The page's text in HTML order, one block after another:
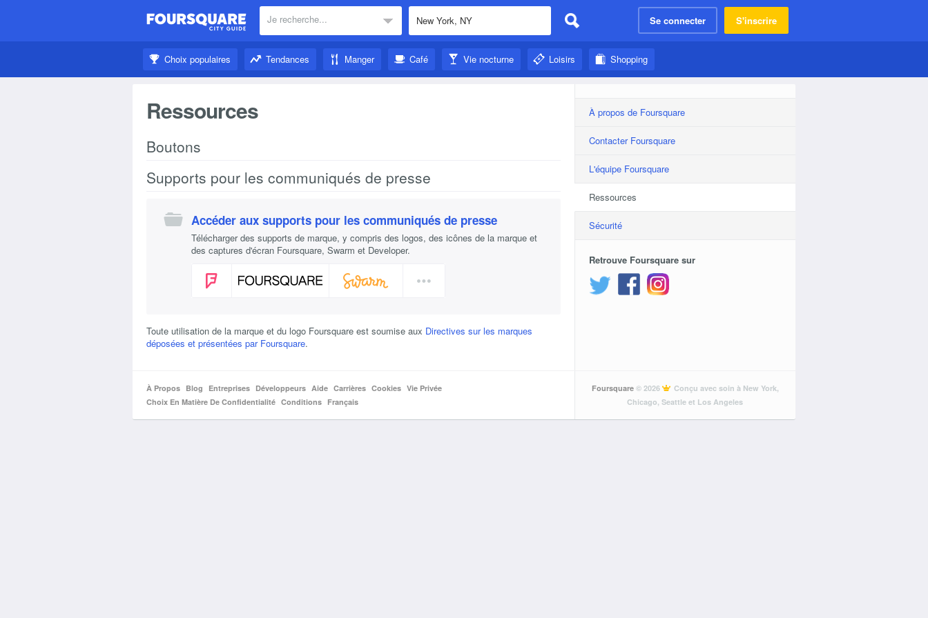
Je recherche... Se connecter S'inscrire
Un peu d’inspiration:
Choix populaires Tendances Manger Café Vie nocturne Loisirs Shopping
Ressources
Boutons
Supports pour les communiqués de presse
Accéder aux supports pour les communiqués de presse
Télécharger des supports de marque, y compris des logos, des icônes de la marque et
des captures d'écran Foursquare, Swarm et Developer.
Toute utilisation de la marque et du logo Foursquare est soumise aux Directives sur les marques
déposées et présentées par Foursquare.
À propos de Foursquare
Contacter Foursquare
L'équipe Foursquare
Ressources
Sécurité
Retrouve Foursquare sur
À Propos Blog Entreprises Développeurs Aide Carrières Cookies Vie Privée
Choix En Matière De Confidentialité Conditions Français
Foursquare© 2026
Conçu avec soin à New York,
Chicago, Seattle et Los Angeles